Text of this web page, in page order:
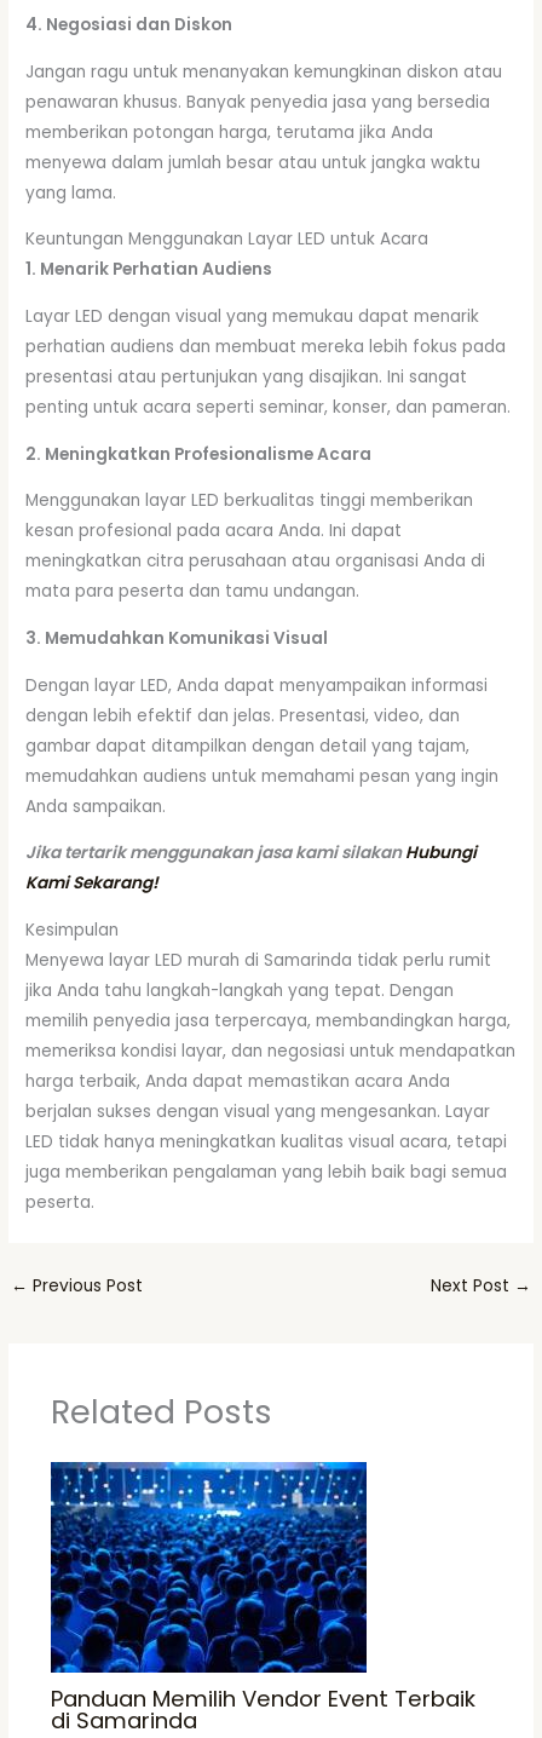
4. Negosiasi dan Diskon
Jangan ragu untuk menanyakan kemungkinan diskon atau
penawaran khusus. Banyak penyedia jasa yang bersedia
memberikan potongan harga, terutama jika Anda
menyewa dalam jumlah besar atau untuk jangka waktu
yang lama.
Keuntungan Menggunakan Layar LED untuk Acara
1. Menarik Perhatian Audiens
Layar LED dengan visual yang memukau dapat menarik
perhatian audiens dan membuat mereka lebih fokus pada
presentasi atau pertunjukan yang disajikan. Ini sangat
penting untuk acara seperti seminar, konser, dan pameran.
2. Meningkatkan Profesionalisme Acara
Menggunakan layar LED berkualitas tinggi memberikan
kesan profesional pada acara Anda. Ini dapat
meningkatkan citra perusahaan atau organisasi Anda di
mata para peserta dan tamu undangan.
3. Memudahkan Komunikasi Visual
Dengan layar LED, Anda dapat menyampaikan informasi
dengan lebih efektif dan jelas. Presentasi, video, dan
gambar dapat ditampilkan dengan detail yang tajam,
memudahkan audiens untuk memahami pesan yang ingin
Anda sampaikan.
Jika tertarik menggunakan jasa kami silakanHubungi
Kami Sekarang!
Kesimpulan
Menyewa layar LED murah di Samarinda tidak perlu rumit
jika Anda tahu langkah-langkah yang tepat. Dengan
memilih penyedia jasa terpercaya, membandingkan harga,
memeriksa kondisi layar, dan negosiasi untuk mendapatkan
harga terbaik, Anda dapat memastikan acara Anda
berjalan sukses dengan visual yang mengesankan. Layar
LED tidak hanya meningkatkan kualitas visual acara, tetapi
juga memberikan pengalaman yang lebih baik bagi semua
peserta.
← Previous Post Next Post →
Related Posts
Panduan Memilih Vendor Event Terbaik
di Samarinda